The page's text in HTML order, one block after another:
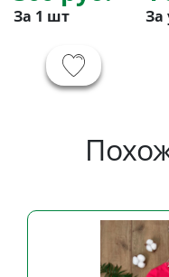
За 1 шт За